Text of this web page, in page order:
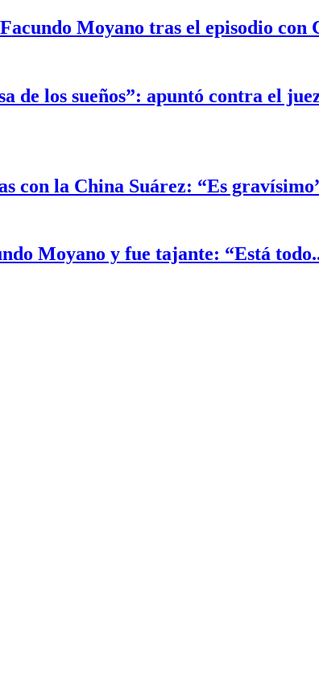
Moyano tras el episodio con
de los sueños”: apuntó contra el
con la China Suárez: “Es
Moyano y fue tajante: “Está